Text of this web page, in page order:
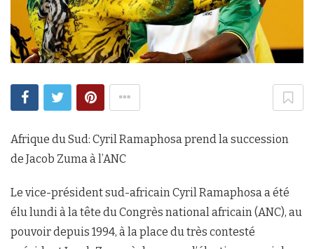
Afrique du Sud: Cyril Ramaphosa prend la succession
de Jacob Zuma à l’ANC
Le vice-président sud-africain Cyril Ramaphosa a été
élu lundi à la tête du Congrès national africain (ANC), au
pouvoir depuis 1994, à la place du très contesté